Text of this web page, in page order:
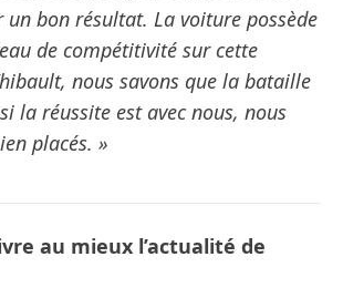
bon résultat. La voiture possède
de compétitivité sur cette
nous savons que la bataille
la réussite est avec nous, nous
placés. »
au mieux l’actualité de